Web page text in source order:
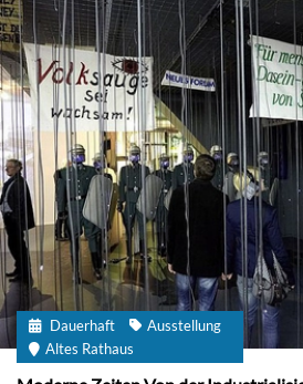
Dauerhaft
Ausstellung
Altes Rathaus